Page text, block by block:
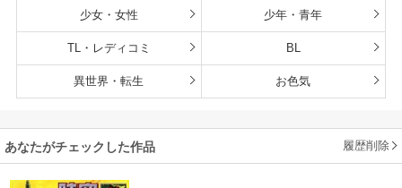
少女・女性 少年・青年
TL・レディコミ BL
異世界・転生 お色気
あなたがチェックした作品 履歴削除